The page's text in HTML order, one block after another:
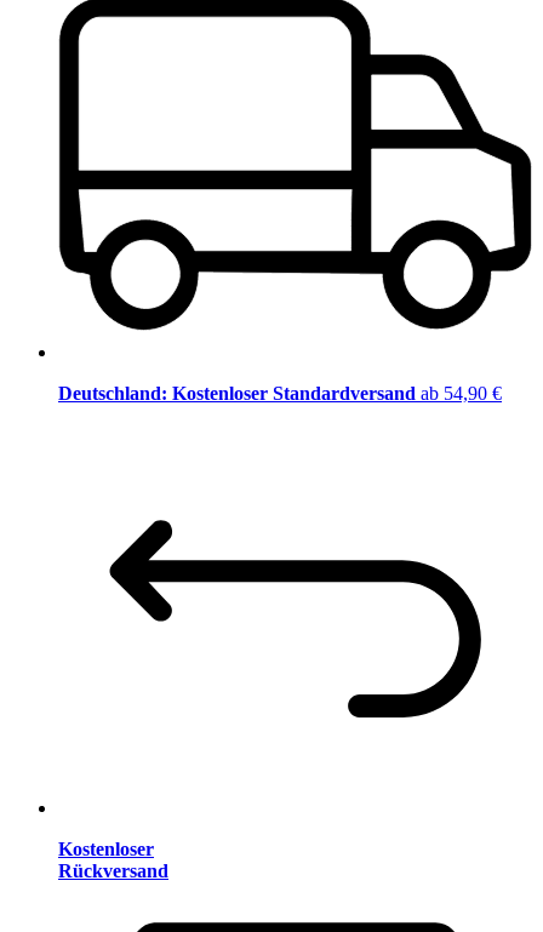
Deutschland: Kostenloser Standardversand ab 54,90 €
Kostenloser
Rückversand